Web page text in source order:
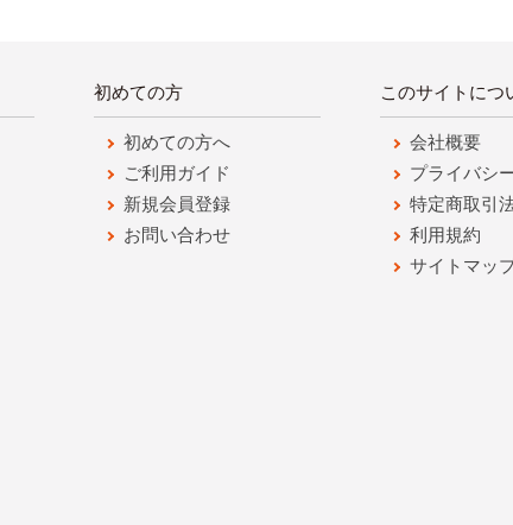
初めての方
初めての方へ
ご利用ガイド
新規会員登録
お問い合わせ
このサイトにつ
会社概要
プライバシ
特定商取引
利用規約
サイトマッ